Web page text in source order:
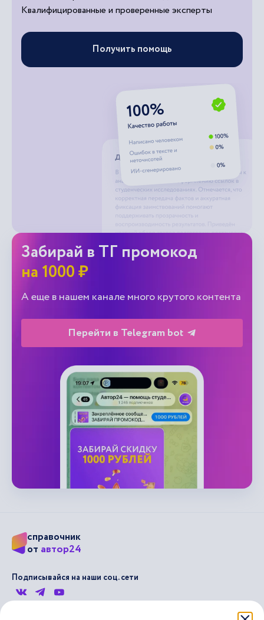
Забирай в ТГ промокод
на 1000 ₽
А еще в нашем канале много крутого контента
Подписывайся на наши соц. сети
Научные статьи
Отзывы об Автор24